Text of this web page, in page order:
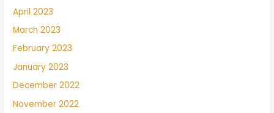
April 2023
March 2023
February 2023
January 2023
December 2022
November 2022